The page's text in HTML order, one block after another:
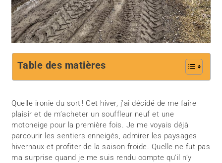
Table des matières
Quelle ironie du sort ! Cet hiver, j’ai décidé de me faire
plaisir et de m’acheter un souffleur neuf et une
motoneige pour la première fois. Je me voyais déjà
parcourir les sentiers enneigés, admirer les paysages
hivernaux et profiter de la saison froide. Quelle ne fut pas
ma surprise quand je me suis rendu compte qu’il n’y